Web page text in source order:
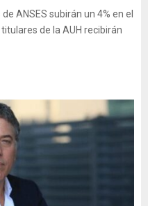
ANSES subirán un 4% en el
de la AUH recibirán